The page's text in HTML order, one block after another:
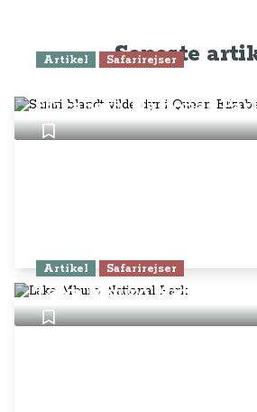
Seneste
Artikel Safarirejser
Elizabeth National
Artikel Safarirejser
Lake Mburo National